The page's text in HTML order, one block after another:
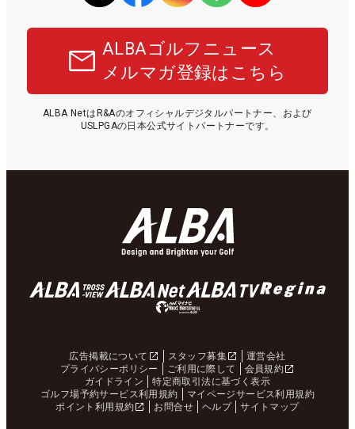
ALBAゴルフニュース
メルマガ登録はこちら
ALBA NetはR&Aのオフィシャルデジタルパートナー、および
USLPGAの日本公式サイトパートナーです。
広告掲載について スタッフ募集
運営会社
プライバシーポリシー
ご利用に際して
会員規約
ガイドライン
特定商取引法に基づく表示
ゴルフ場予約サービス利用規約
マイページサービス利用規約
ポイント利用規約
お問合せ ヘルプ サイトマップ